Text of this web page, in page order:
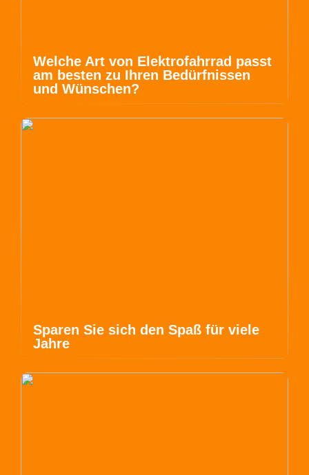
Welche Art von Elektrofahrrad passt
am besten zu Ihren Bedürfnissen
und Wünschen?
Sparen Sie sich den Spaß für viele
Jahre